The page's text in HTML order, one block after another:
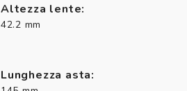
Altezza lente:
42.2 mm
Lunghezza asta: